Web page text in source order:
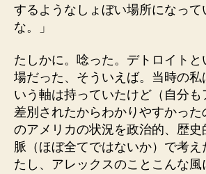
するようなしょぼい場所になっ
な。」
たしかに。唸った。デトロイトと
場だった、そういえば。当時の私
いう軸は持っていたけど（自分も
差別されたからわかりやすかっ
のアメリカの状況を政治的、歴史
脈（ほぼ全てではないか）で考え
たし、アレックスのことこんな風